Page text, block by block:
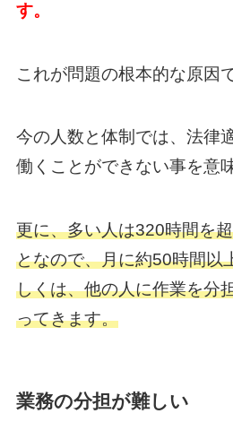
す。
これが問題の根本的な原因
今の人数と体制では、法律
働くことができない事を意
更に、多い人は320時間を
となので、月に約50時間以
しくは、他の人に作業を分
ってきます。
業務の分担が難しい